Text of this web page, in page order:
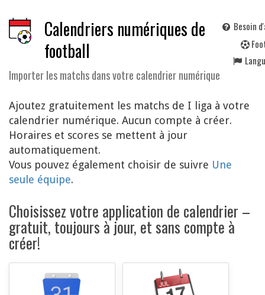
Calendriers numériques de
football
Importer les matchs dans votre calendrier numérique
Besoin
F
Ajoutez gratuitement les matchs de I liga à votre
calendrier numérique. Aucun compte à créer.
Horaires et scores se mettent à jour
automatiquement.
Vous pouvez également choisir de suivre Une
seule équipe.
Choisissez votre application de calendrier –
gratuit, toujours à jour, et sans compte à
créer!